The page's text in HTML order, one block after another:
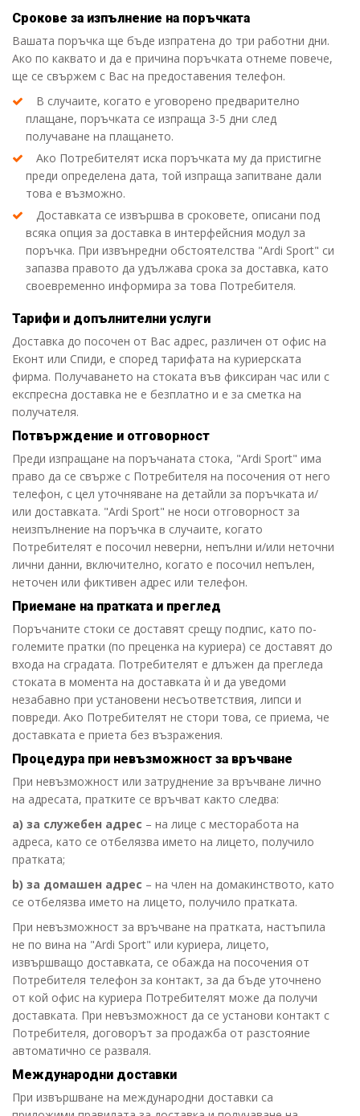
Срокове за изпълнение на поръчката
Вашата поръчка ще бъде изпратена до три работни дни.
Ако по каквато и да е причина поръчката отнеме повече,
ще се свържем с Вас на предоставения телефон.
В случаите, когато е уговорено предварително
плащане, поръчката се изпраща 3-5 дни след
получаване на плащането.
Ако Потребителят иска поръчката му да пристигне
преди определена дата, той изпраща запитване дали
това е възможно.
Доставката се извършва в сроковете, описани под
всяка опция за доставка в интерфейсния модул за
поръчка. При извънредни обстоятелства "Ardi Sport" си
запазва правото да удължава срока за доставка, като
своевременно информира за това Потребителя.
Тарифи и допълнителни услуги
Доставка до посочен от Вас адрес, различен от офис на
Еконт или Спиди, е според тарифата на куриерската
фирма. Получаването на стоката във фиксиран час или с
експресна доставка не е безплатно и е за сметка на
получателя.
Потвърждение и отговорност
Преди изпращане на поръчаната стока, "Ardi Sport" има
право да се свърже с Потребителя на посочения от него
телефон, с цел уточняване на детайли за поръчката и/
или доставката. "Ardi Sport" не носи отговорност за
неизпълнение на поръчка в случаите, когато
Потребителят е посочил неверни, непълни и/или неточни
лични данни, включително, когато е посочил непълен,
неточен или фиктивен адрес или телефон.
Приемане на пратката и преглед
Поръчаните стоки се доставят срещу подпис, като по-
големите пратки (по преценка на куриера) се доставят до
входа на сградата. Потребителят е длъжен да прегледа
стоката в момента на доставката ѝ и да уведоми
незабавно при установени несъответствия, липси и
повреди. Ако Потребителят не стори това, се приема, че
доставката е приета без възражения.
Процедура при невъзможност за връчване
При невъзможност или затруднение за връчване лично
на адресата, пратките се връчват както следва:
а) за служебен адрес – на лице с месторабота на
адреса, като се отбелязва името на лицето, получило
пратката;
b) за домашен адрес – на член на домакинството, като
се отбелязва името на лицето, получило пратката.
При невъзможност за връчване на пратката, настъпила
не по вина на "Ardi Sport" или куриера, лицето,
извършващо доставката, се обажда на посочения от
Потребителя телефон за контакт, за да бъде уточнено
от кой офис на куриера Потребителят може да получи
доставката. При невъзможност да се установи контакт с
Потребителя, договорът за продажба от разстояние
автоматично се разваля.
Международни доставки
При извършване на международни доставки са